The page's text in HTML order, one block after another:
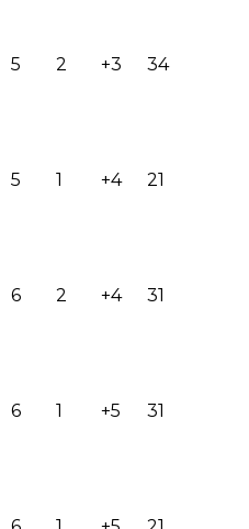
5 2 +3 34
5 1 +4 21
6 2 +4 31
6 1 +5 31